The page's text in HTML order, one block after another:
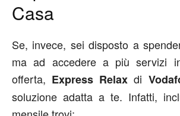
Casa
Se, invece, sei disposto a
ma ad accedere a più servizi
offerta, Express Relax di
soluzione adatta a te. Infatti,